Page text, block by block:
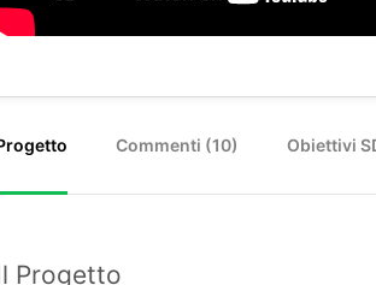
Commenti (10) Obiettivi
Progetto